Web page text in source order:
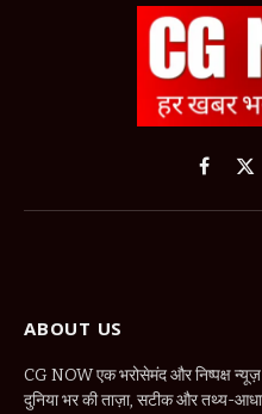
X
ABOUT US
CG NOW एक भरोसेमंद और निष्पक्ष
दुनिया भर की ताज़ा, सटीक और तथ्य-